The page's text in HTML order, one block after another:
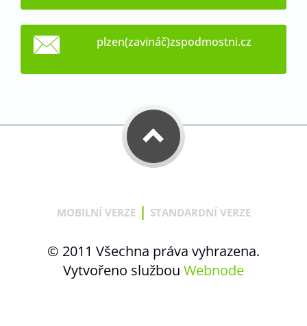
plzen(zavináč)zspodmostni.cz
MOBILNÍ VERZE | STANDARDNÍ VERZE
© 2011 Všechna práva vyhrazena.
Vytvořeno službou Webnode